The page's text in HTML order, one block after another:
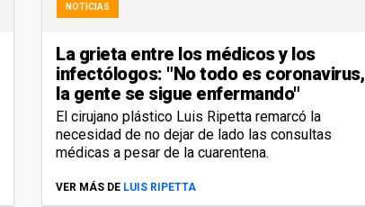
NOTICIAS
La grieta entre los médicos y los
infectólogos: "No todo es coronavirus,
la gente se sigue enfermando"
El cirujano plástico Luis Ripetta remarcó la
necesidad de no dejar de lado las consultas
médicas a pesar de la cuarentena.
VER MÁS DE LUIS RIPETTA